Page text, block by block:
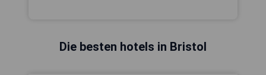
Die besten hotels in Bristol